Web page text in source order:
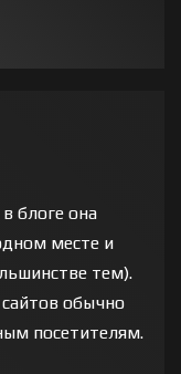
блоге она
месте и
тем).
обычно
посетителям.